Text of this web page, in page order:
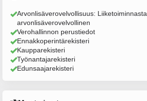
Arvonlisäverovelvollisuus: Liiketoiminnasta
arvonlisäverovelvollinen
Verohallinnon perustiedot
Ennakkoperintärekisteri
Kaupparekisteri
Työnantajarekisteri
Edunsaajarekisteri